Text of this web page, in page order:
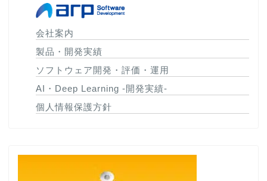
会社案内
製品・開発実績
ソフトウェア開発・評価・運用
AI・Deep Learning -開発実績-
個人情報保護方針